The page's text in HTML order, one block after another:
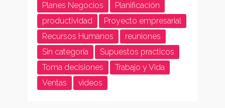
Planes Negocios
Planificación
productividad
Proyecto empresarial
Recursos Humanos
reuniones
Sin categoría
Supuestos practicos
Toma decisiones
Trabajo y Vida
Ventas
videos